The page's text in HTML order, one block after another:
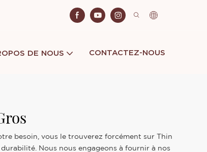
DE NOUS CONTACTEZ-NOUS
besoin, vous le trouverez forcément sur Thin
Nous nous engageons à fournir à nos